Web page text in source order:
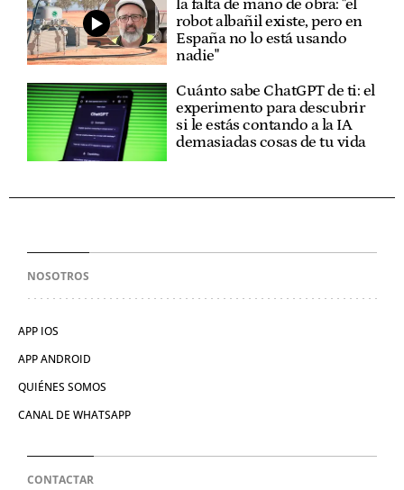
la falta de mano de obra: "el
robot albañil existe, pero en
España no lo está usando
nadie"
Cuánto sabe ChatGPT de ti: el
experimento para descubrir
si le estás contando a la IA
demasiadas cosas de tu vida
NOSOTROS
APP IOS
APP ANDROID
QUIÉNES SOMOS
CANAL DE WHATSAPP
CONTACTAR